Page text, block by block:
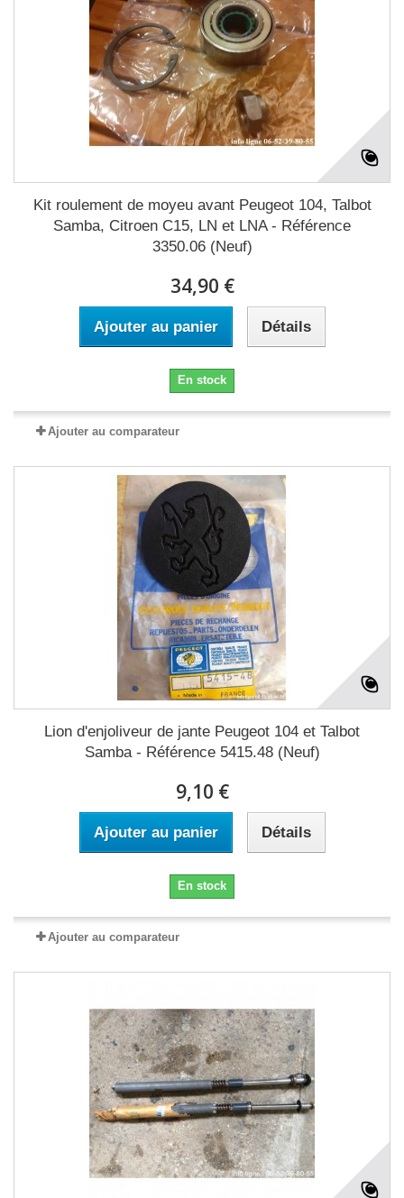
Kit roulement de moyeu avant Peugeot 104, Talbot
Samba, Citroen C15, LN et LNA - Référence
3350.06 (Neuf)
34,90 €
Ajouter au panier Détails
En stock
Ajouter au comparateur
Lion d'enjoliveur de jante Peugeot 104 et Talbot
Samba - Référence 5415.48 (Neuf)
9,10 €
Ajouter au panier Détails
En stock
Ajouter au comparateur